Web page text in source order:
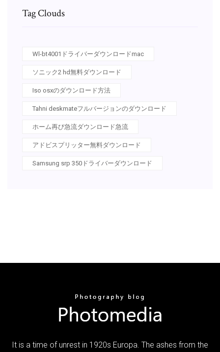
Tag Clouds
Wl-bt4001ドライバーダウンロードmac
ソニック2 hd無料ダウンロード
Iso osxのダウンロード方法
Tahni deskmateフルバージョンのダウンロード
ホーム再び急流ダウンロード急流
アドビスプリッター無料ダウンロード
Samsung srp 350ドライバーダウンロード
It is a time of unrest in 1920s Europa. The ashes from the